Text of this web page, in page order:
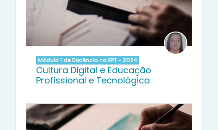
Módulo 1 de Docência na EPT - 2024
Cultura Digital e Educação
Profissional e Tecnológica